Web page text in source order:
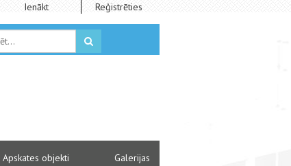
Ienākt Reģistrēties
Apskates objekti Galerijas